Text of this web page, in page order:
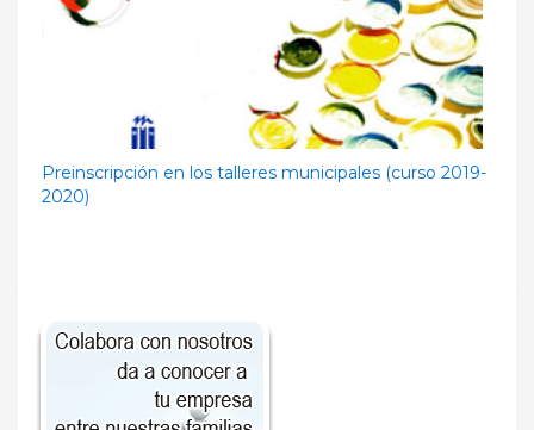
Preinscripción en los talleres municipales (curso 2019-
2020)